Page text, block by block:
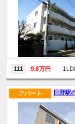
111 9.8万円
日野駅
アパート